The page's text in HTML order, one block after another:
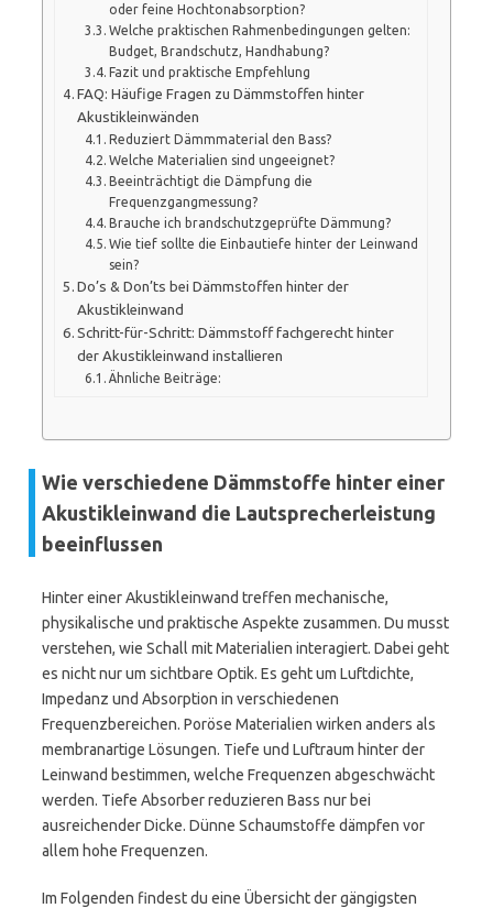
oder feine Hochtonabsorption?
Welche praktischen Rahmenbedingungen gelten:
Budget, Brandschutz, Handhabung?
Fazit und praktische Empfehlung
FAQ: Häufige Fragen zu Dämmstoffen hinter
Akustikleinwänden
Reduziert Dämmmaterial den Bass?
Welche Materialien sind ungeeignet?
Beeinträchtigt die Dämpfung die
Frequenzgangmessung?
Brauche ich brandschutzgeprüfte Dämmung?
Wie tief sollte die Einbautiefe hinter der Leinwand
sein?
Do’s & Don’ts bei Dämmstoffen hinter der
Akustikleinwand
Schritt-für-Schritt: Dämmstoff fachgerecht hinter
der Akustikleinwand installieren
Ähnliche Beiträge:
Wie verschiedene Dämmstoffe hinter einer
Akustikleinwand die Lautsprecherleistung
beeinflussen
Hinter einer Akustikleinwand treffen mechanische,
physikalische und praktische Aspekte zusammen. Du musst
verstehen, wie Schall mit Materialien interagiert. Dabei geht
es nicht nur um sichtbare Optik. Es geht um Luftdichte,
Impedanz und Absorption in verschiedenen
Frequenzbereichen. Poröse Materialien wirken anders als
membranartige Lösungen. Tiefe und Luftraum hinter der
Leinwand bestimmen, welche Frequenzen abgeschwächt
werden. Tiefe Absorber reduzieren Bass nur bei
ausreichender Dicke. Dünne Schaumstoffe dämpfen vor
allem hohe Frequenzen.
Im Folgenden findest du eine Übersicht der gängigsten